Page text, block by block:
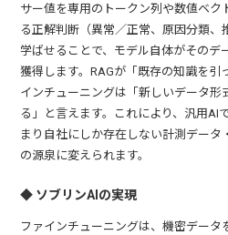
サー値を専用のトークン列や数値ベク
る正解判断（異常／正常、原因分類、
学ばせることで、モデル自体がそのデ
獲得します。RAGが「既存の知識を引
インチューニングは「新しいデータ形
る」と言えます。これにより、汎用AI
まり自社にしか存在しない計測データ
の源泉に変えられます。
◆ ソブリンAIの実現
ファインチューニングは、機密データ